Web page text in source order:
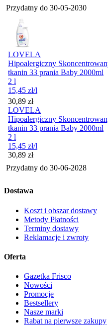
Przydatny do 30-05-2030
LOVELA
Hipoalergiczny
tkanin 33 prania Baby 2000ml
2 l
15,45 zł/l
Cena
30,89 zł
LOVELA
Hipoalergiczny
tkanin 33 prania Baby 2000ml
2 l
15,45 zł/l
Cena
30,89 zł
Przydatny do 30-06-2028
Dostawa
Koszt i obszar dostawy
Metody Płatności
Terminy dostawy
Reklamacje i zwroty
Oferta
Gazetka Frisco
Nowości
Promocje
Bestsellery
Nasze marki
Rabat na pierwsze zakupy